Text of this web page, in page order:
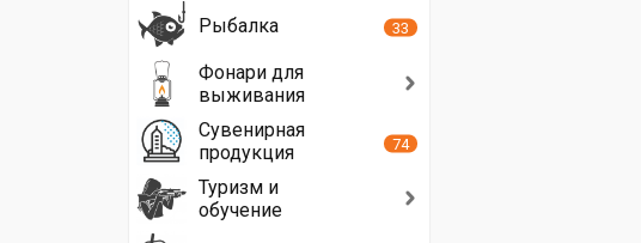
Рыбалка
33
Фонари для
выживания
Сувенирная
продукция
74
Туризм и
обучение